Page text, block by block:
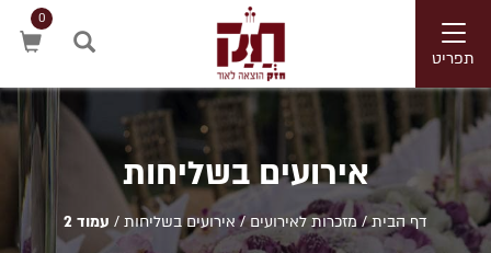
Toggle
navigationתפריט
0
אירועים בשליחות
דף הבית/מזכרות לאירועים/אירועים בשליחות / עמוד 2